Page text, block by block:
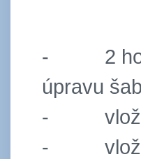
-
2
úpravu
-
-